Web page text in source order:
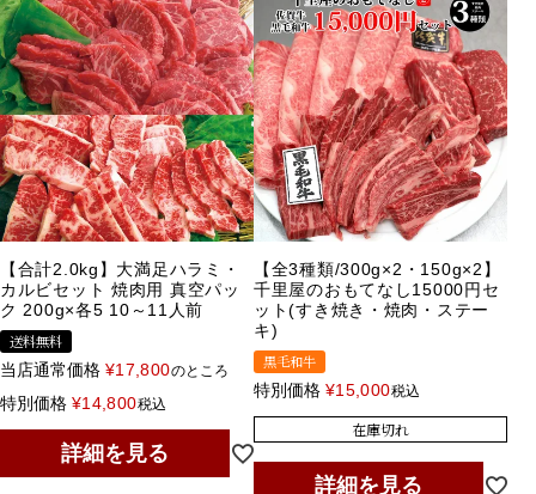
【合計2.0kg】大満足ハラミ・
カルビセット 焼肉用 真空パッ
ク 200g×各5 10～11人前
送料無料
当店通常価格 ¥17,800のところ
特別価格 ¥14,800税込
詳細を見る
【全3種類/300g×2・150g×2】
千里屋のおもてなし15000円セ
ット(すき焼き・焼肉・ステー
キ)
黒毛和牛
特別価格 ¥15,000税込
在庫切れ
詳細を見る